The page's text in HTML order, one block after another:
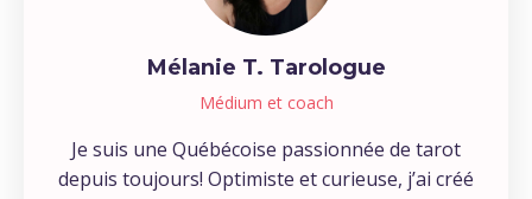
Mélanie T. Tarologue
Médium et coach
Je suis une Québécoise passionnée de tarot
depuis toujours! Optimiste et curieuse, j’ai créé